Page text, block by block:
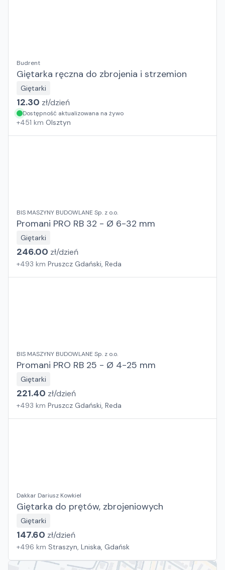
Budrent
Giętarka ręczna do zbrojenia i strzemion
Giętarki
12.30 zł/dzień
Dostępność aktualizowana na żywo
+451 km Olsztyn
BIS MASZYNY BUDOWLANE Sp. z o.o.
Promani PRO RB 32 - Ø 6-32 mm
Giętarki
246.00 zł/dzień
+493 km Pruszcz Gdański, Reda
BIS MASZYNY BUDOWLANE Sp. z o.o.
Promani PRO RB 25 - Ø 4-25 mm
Giętarki
221.40 zł/dzień
+493 km Pruszcz Gdański, Reda
Dakkar Dariusz Kowkiel
Giętarka do prętów, zbrojeniowych
Giętarki
147.60 zł/dzień
+496 km Straszyn, Lniska, Gdańsk